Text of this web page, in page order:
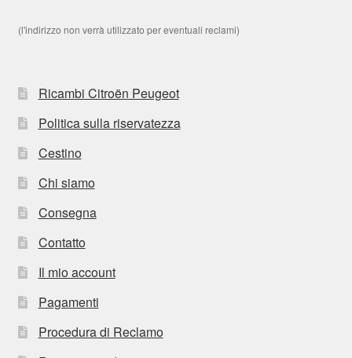
(l'indirizzo non verrà utilizzato per eventuali reclami)
Ricambi Citroën Peugeot
Politica sulla riservatezza
Cestino
Chi siamo
Consegna
Contatto
Il mio account
Pagamenti
Procedura di Reclamo